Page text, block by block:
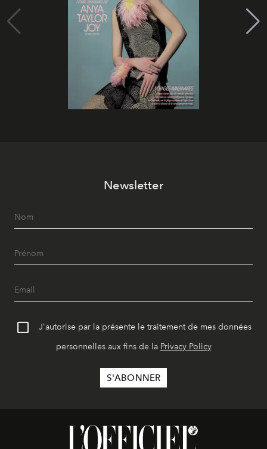
Newsletter
J'autorise par la présente le traitement de mes données
personnelles aux fins de la Privacy Policy